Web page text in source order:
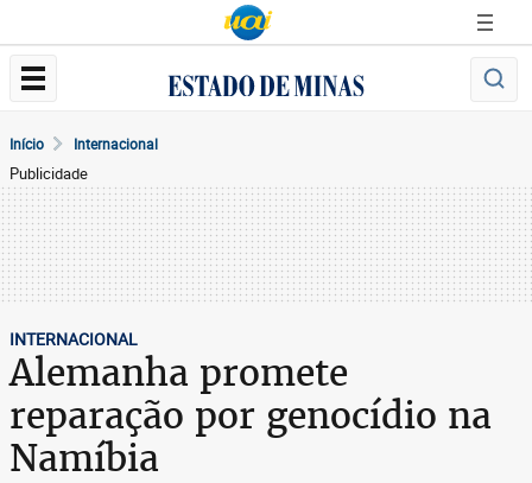
Início Internacional
Publicidade
INTERNACIONAL
Alemanha promete
reparação por genocídio na
Namíbia